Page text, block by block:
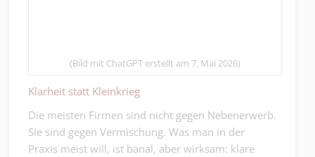
(Bild mit ChatGPT erstellt am 7. Mai 2026)
Klarheit statt Kleinkrieg
Die meisten Firmen sind nicht gegen Nebenerwerb.
Sie sind gegen Vermischung. Was man in der
Praxis meist will, ist banal, aber wirksam: klare